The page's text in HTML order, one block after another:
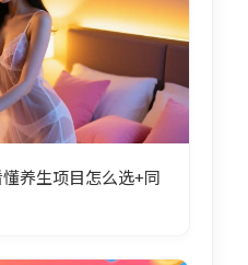
养生项目怎么选+同